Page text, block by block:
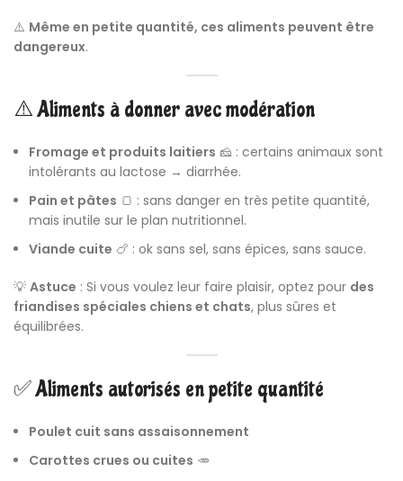
⚠️ Même en petite quantité, ces aliments peuvent être
dangereux.
⚠️ Aliments à donner avec modération
Fromage et produits laitiers 🧀 : certains animaux sont
intolérants au lactose → diarrhée.
Pain et pâtes 🍞 : sans danger en très petite quantité,
mais inutile sur le plan nutritionnel.
Viande cuite 🍗 : ok sans sel, sans épices, sans sauce.
💡 Astuce : Si vous voulez leur faire plaisir, optez pour des
friandises spéciales chiens et chats, plus sûres et
équilibrées.
✅ Aliments autorisés en petite quantité
Poulet cuit sans assaisonnement
Carottes crues ou cuites 🥕